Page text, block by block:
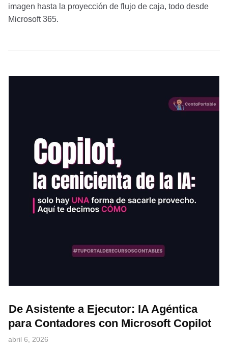
imagen hasta la proyección de flujo de caja, todo desde
Microsoft 365.
De Asistente a Ejecutor: IA Agéntica
para Contadores con Microsoft Copilot
abril 6, 2026